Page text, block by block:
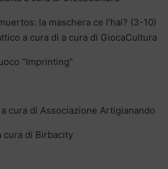
la maschera ce l’hai? (3-10)
a cura di a cura di GiocaCultura
“Imprinting”
cura di Associazione Artigianando
cura di Birbacity